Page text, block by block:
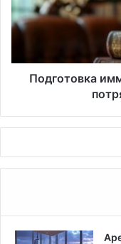
ресурсов
Подготовка